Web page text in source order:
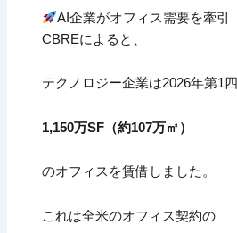
AI企業がオフィス需要を牽引
CBREによると、
テクノロジー企業は2026年第1
1,150万SF（約107万㎡）
のオフィスを賃借しました。
これは全米のオフィス契約の